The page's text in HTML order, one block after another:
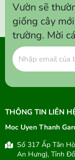
Vườn sẽ
giống cây
trường. Mời
THÔNG TIN LIÊN
Moc Uyen Thanh
Số 317 Ấp Tân
An Hưng), Tỉnh